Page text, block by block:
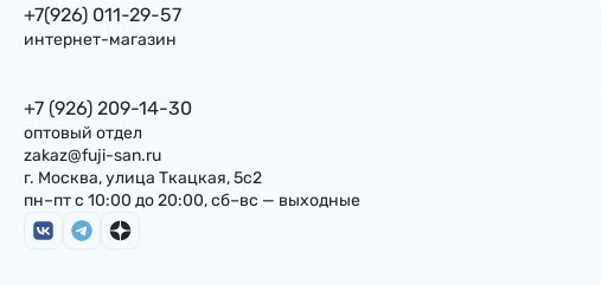
+7(926) 011-29-57
интернет-магазин
+7 (926) 209-14-30
оптовый отдел
zakaz@fuji-san.ru
г. Москва, улица Ткацкая, 5с2
пн–пт с 10:00 до 20:00, сб–вс — выходные